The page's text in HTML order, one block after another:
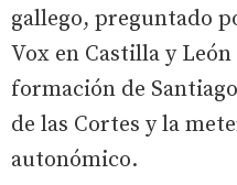
gallego, preguntado
Vox en Castilla y
formación de
de las Cortes y la
autonómico.